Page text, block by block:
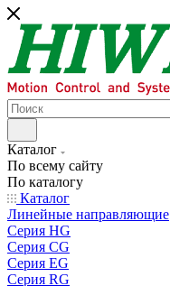
Каталог
По всему сайту
По каталогу
Каталог
Линейные направляющие
Серия HG
Серия CG
Серия EG
Серия RG